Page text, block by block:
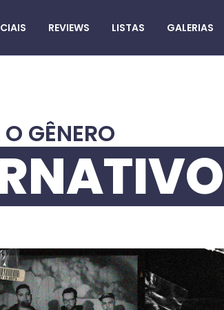
REVIEWS LISTAS GALERIAS
GÊNERO